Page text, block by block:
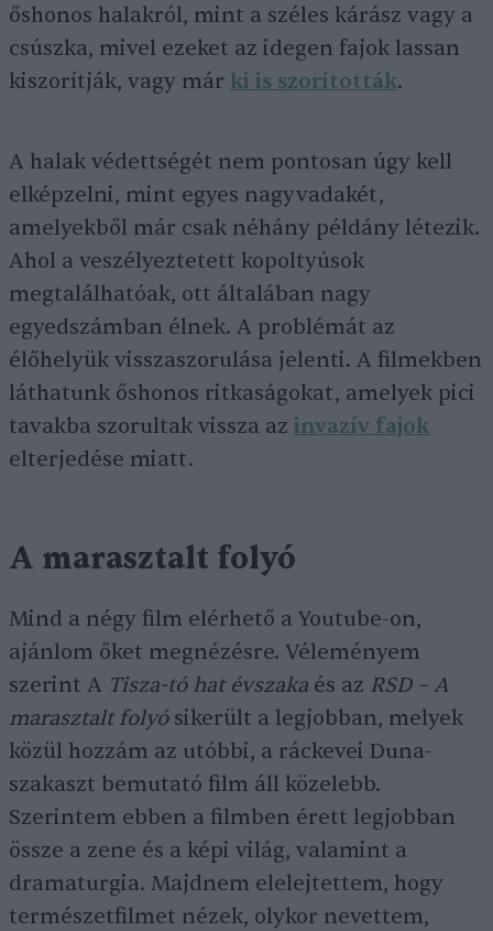
őshonos halakról, mint a széles kárász vagy a
csúszka, mivel ezeket az idegen fajok lassan
kiszorítják, vagy már ki is szorították.
A halak védettségét nem pontosan úgy kell
elképzelni, mint egyes nagyvadakét,
amelyekből már csak néhány példány létezik.
Ahol a veszélyeztetett kopoltyúsok
megtalálhatóak, ott általában nagy
egyedszámban élnek. A problémát az
élőhelyük visszaszorulása jelenti. A filmekben
láthatunk őshonos ritkaságokat, amelyek pici
tavakba szorultak vissza az invazív fajok
elterjedése miatt.
A marasztalt folyó
Mind a négy film elérhető a Youtube-on,
ajánlom őket megnézésre. Véleményem
szerint A Tisza-tó hat évszaka és az RSD – A
marasztalt folyósikerült a legjobban, melyek
közül hozzám az utóbbi, a ráckevei Duna-
szakaszt bemutató film áll közelebb.
Szerintem ebben a filmben érett legjobban
össze a zene és a képi világ, valamint a
dramaturgia. Majdnem elelejtettem, hogy
természetfilmet nézek, olykor nevettem,